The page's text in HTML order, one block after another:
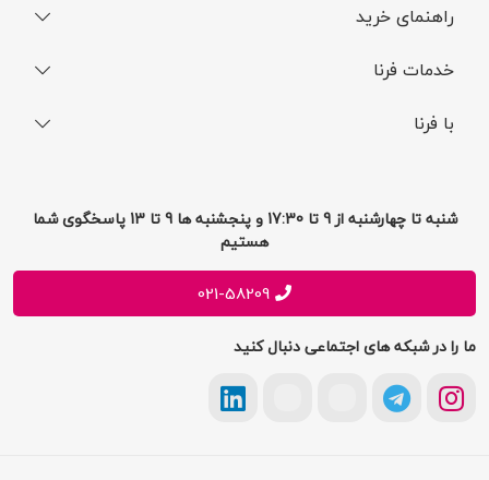
راهنمای خرید
فرایند ارسال سفارش
راهنمای خرید اقساطی
خدمات فرنا
افتخارات فرنا
شرایط و قوانین
با فرنا
فرصت های شغلی
پیشنهادات و انتقادات
شنبه تا چهارشنبه از 9 تا 17:30 و پنجشنبه ها 9 تا 13 پاسخگوی شما
هستیم
021-58209
ما را در شبکه های اجتماعی دنبال کنید